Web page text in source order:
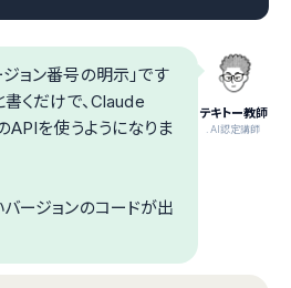
テキトー教師
.AI認定講師
ョン番号の明示」です
書くだけで、Claude
を使うようになりま
ージョンのコードが出